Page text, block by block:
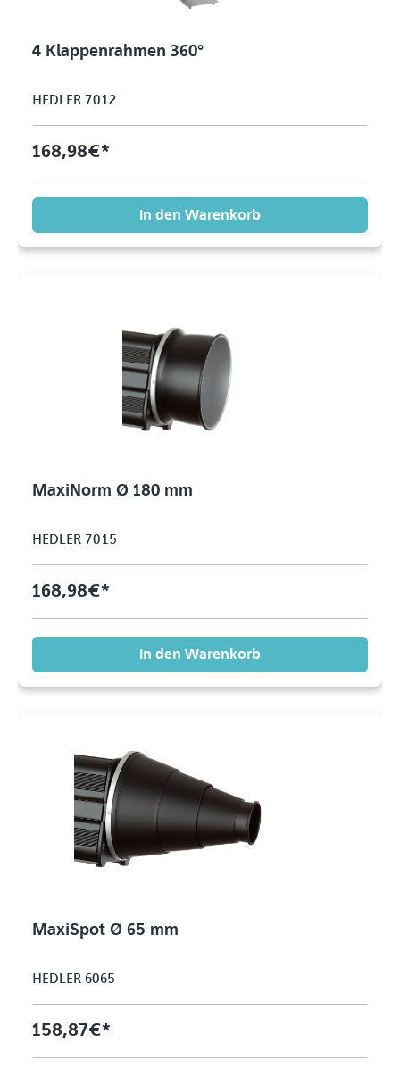
4 Klappenrahmen 360°
HEDLER 7012
168,98 €*
In den Warenkorb
MaxiNorm Ø 180 mm
HEDLER 7015
168,98 €*
In den Warenkorb
MaxiSpot Ø 65 mm
HEDLER 6065
158,87 €*